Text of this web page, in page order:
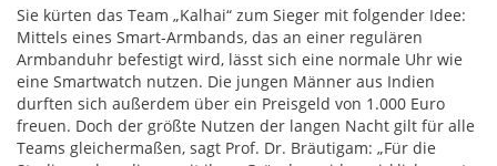
Sie kürten das Team „Kalhai“ zum Sieger mit folgender Idee:
Mittels eines Smart-Armbands, das an einer regulären
Armbanduhr befestigt wird, lässt sich eine normale Uhr wie
eine Smartwatch nutzen. Die jungen Männer aus Indien
durften sich außerdem über ein Preisgeld von 1.000 Euro
freuen. Doch der größte Nutzen der langen Nacht gilt für alle
Teams gleichermaßen, sagt Prof. Dr. Bräutigam: „Für die